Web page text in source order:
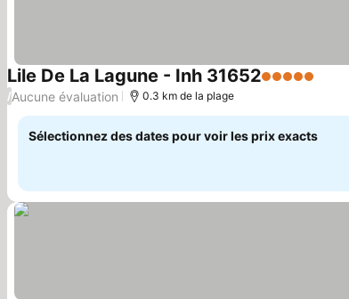
Lile De La Lagune - Inh 316525 Étoiles
/Aucune évaluation 0.3 km de la plage
Sélectionnez des dates pour voir les prix exacts